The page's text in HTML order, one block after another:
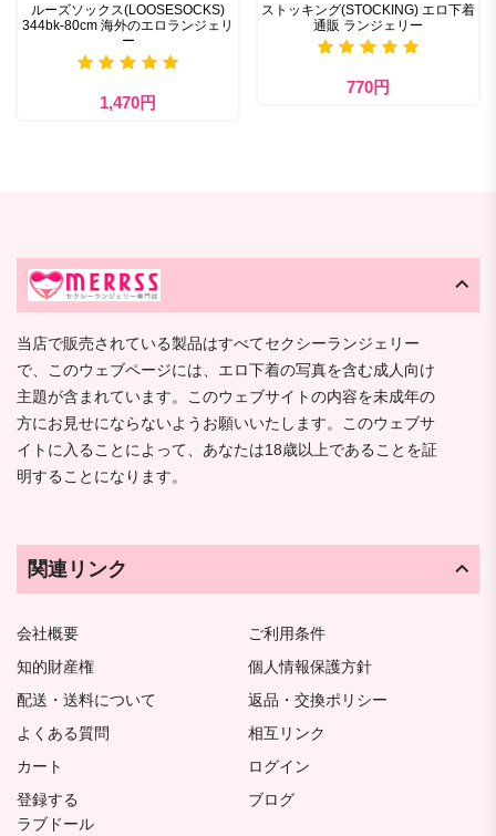
ルーズソックス(LOOSESOCKS)
344bk-80cm 海外のエロランジェリ
ー
1,470円
ストッキング(STOCKING) エロ下着
通販 ランジェリー
770円
当店で販売されている製品はすべてセクシーランジェリー
で、このウェブページには、エロ下着の写真を含む成人向け
主題が含まれています。このウェブサイトの内容を未成年の
方にお見せにならないようお願いいたします。このウェブサ
イトに入ることによって、あなたは18歳以上であることを証
明することになります。
関連リンク
会社概要
ご利用条件
知的財産権
個人情報保護方針
配送・送料について
返品・交換ポリシー
よくある質問
相互リンク
カート
ログイン
登録する
ブログ
ラブドール